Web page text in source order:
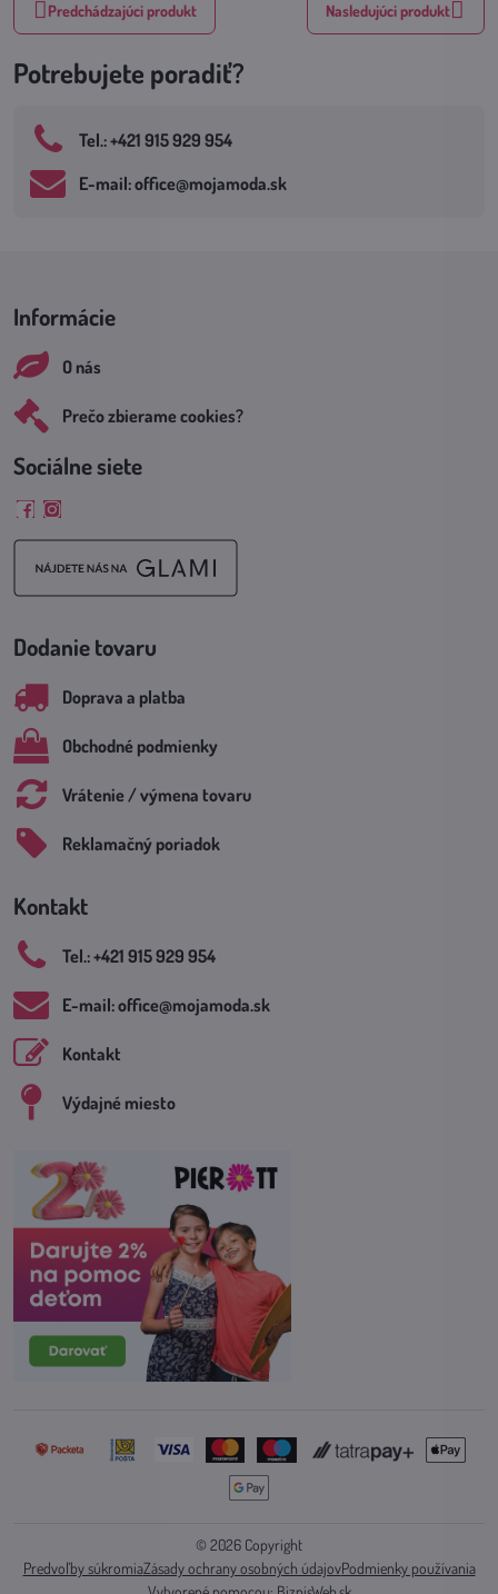
Predchádzajúci produkt Nasledujúci produkt
Potrebujete poradiť?
Tel​.: +421 915 929 954
E-mail: office​@mojamoda​.sk
Informácie
O nás
Prečo zbierame cookies?
Sociálne siete
FacebookInstagram
Dodanie tovaru
Doprava a platba
Obchodné podmienky
Vrátenie / výmena tovaru
Reklamačný poriadok
Kontakt
Tel​.: +421 915 929 954
E-mail: office​@mojamoda​.sk
Kontakt
Výdajné miesto
©2026 Copyright
Predvoľby súkromiaZásady ochrany osobných údajovPodmienky používania